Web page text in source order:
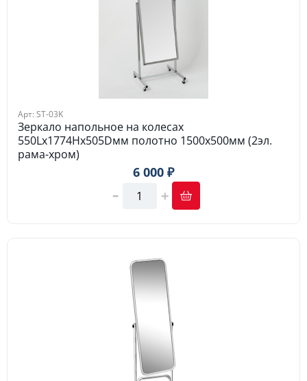
Арт: ST-03K
Зеркало напольное на колесах
550Lх1774Hх505Dмм полотно 1500х500мм (2эл.
рама-хром)
6 000 ₽